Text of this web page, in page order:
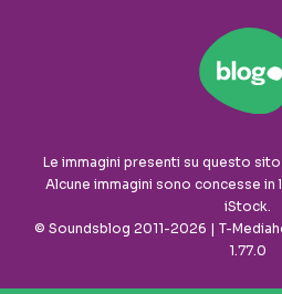
Le immagini presenti su questo
Alcune immagini sono concesse in
iStock.
© Soundsblog 2011-2026 | T-
1.77.0